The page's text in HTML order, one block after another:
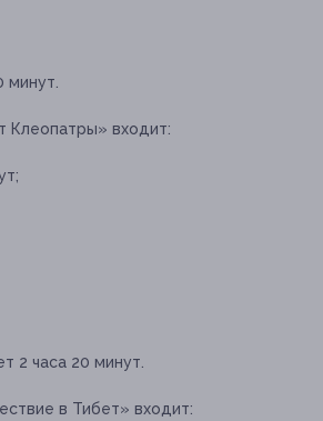
минут.
Клеопатры» входит:
2 часа 20 минут.
в Тибет» входит: